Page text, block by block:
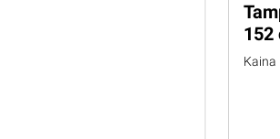
152
Kaina